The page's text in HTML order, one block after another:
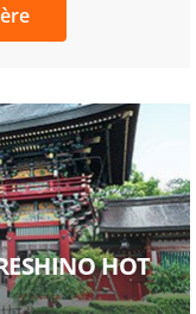
HOT